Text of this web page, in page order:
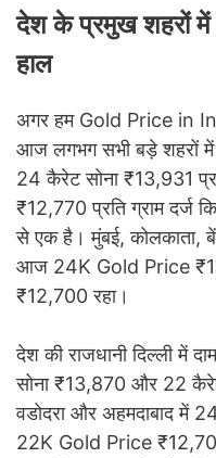
देश के प्रमुख शहरों
हाल
अगर हम Gold Price in
आज लगभग सभी बड़े शहरों
24 कैरेट सोना ₹13,931
₹12,770 प्रति ग्राम दर्ज
से एक है। मुंबई, कोलकाता,
आज 24K Gold Price
₹12,700 रहा।
देश की राजधानी दिल्ली में
सोना ₹13,870 और 22
वडोदरा और अहमदाबाद
22K Gold Price